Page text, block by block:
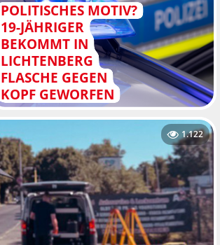
POLITISCHES MOTIV?
19-JÄHRIGER
BEKOMMT IN
LICHTENBERG
FLASCHE GEGEN
KOPF GEWORFEN
1.122